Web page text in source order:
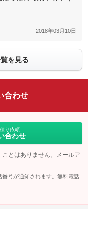
2018年03月10日
を見る
合わせ
り依頼
合わせ
とはありません。メールア
号が通知されます。無料電話